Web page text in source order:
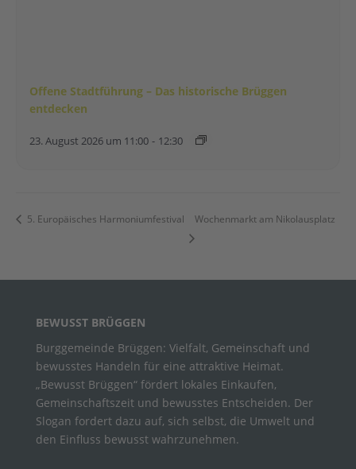
Offene Stadtführung – Das historische Brüggen
entdecken
23. August 2026 um 11:00 - 12:30
5. Europäisches Harmoniumfestival Wochenmarkt am Nikolausplatz
BEWUSST BRÜGGEN
Burggemeinde Brüggen: Vielfalt, Gemeinschaft und
bewusstes Handeln für eine attraktive Heimat.
„Bewusst Brüggen“ fördert lokales Einkaufen,
Gemeinschaftszeit und bewusstes Entscheiden. Der
Slogan fordert dazu auf, sich selbst, die Umwelt und
den Einfluss bewusst wahrzunehmen.